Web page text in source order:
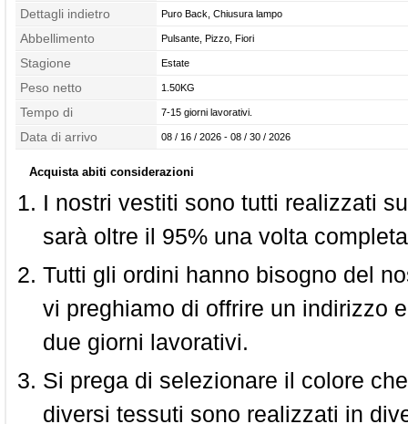
Dettagli indietro Puro Back, Chiusura lampo
Abbellimento Pulsante, Pizzo, Fiori
Stagione Estate
Peso netto 1.50KG
Tempo di
confezionamento
7-15 giorni lavorativi.
Data di arrivo 08 / 16 / 2026 - 08 / 30 / 2026
Acquista abiti considerazioni
I nostri vestiti sono tutti realizzati
sarà oltre il 95% una volta
Tutti gli ordini hanno bisogno del
vi preghiamo di offrire un indirizzo
due giorni lavorativi.
Si prega di selezionare il colore
diversi tessuti sono realizzati in